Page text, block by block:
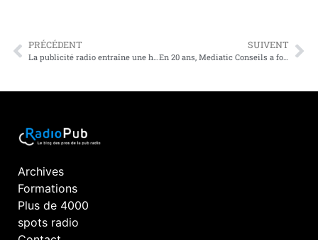
PRÉCÉDENT
La publicité radio entraîne une hausse significative de la part de marché, des ventes, des bénéfices et du retour sur investissement.
SUIVENT
En 20 ans, Mediatic Conseils a formé + de 1’000 commerciaux radio dans 34 pays et outre-mer
Archives
Formations
Plus de 4000
spots radio